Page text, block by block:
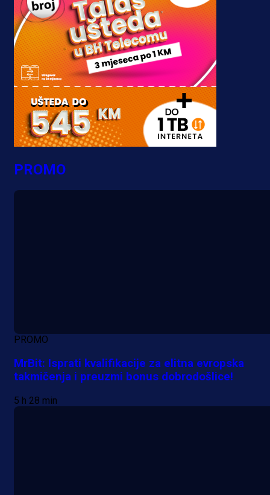
PROMO
PROMO
MrBit: Isprati kvalifikacije za elitna evropska
takmičenja i preuzmi bonus dobrodošlice!
5 h 28 min